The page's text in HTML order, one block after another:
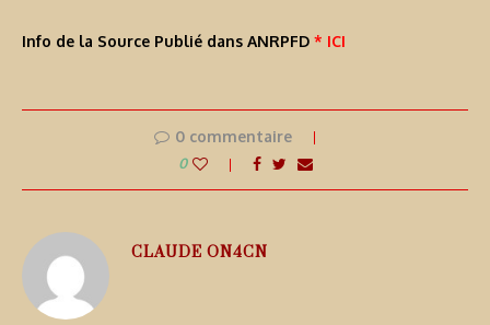
Info de la Source Publié dans ANRPFD * ICI
0 commentaire
0
CLAUDE ON4CN